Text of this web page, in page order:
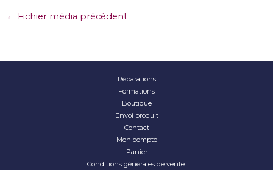
← Fichier média précédent
Réparations
Formations
Boutique
Envoi produit
Contact
Mon compte
Panier
Conditions générales de vente.